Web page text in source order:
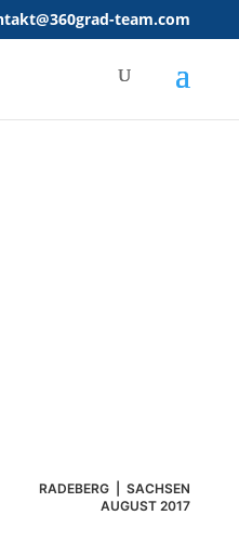
team.com
RADEBERG | SACHSEN
AUGUST 2017